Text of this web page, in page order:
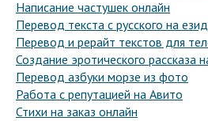
Написание частушек онлайн
Перевод текста с русского на
Перевод и рерайт текстов для
Создание эротического рассказа
Перевод азбуки морзе из фото
Работа с репутацией на Авито
Стихи на заказ онлайн